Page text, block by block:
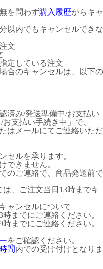
を問わず購入履歴からキャ
以内でもキャンセルできな
文
定している注文
合のキャンセルは、以下の
済み/発送準備中/お支払い
支払い手続き中」で、
はメールにてご連絡いただ
セルを承ります。
できません。
のご連絡で、商品発送前で
は、ご注文当日13時までキ
ャンセルについて
までにご連絡ください。
までにご連絡ください。
をご確認ください。
間内での受け付けとなりま